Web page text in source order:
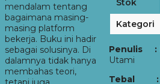
Stok
Kategori
Penulis :
Utami
Tebal :
mendalam tentang
bagaimana masing-
masing platform
bekerja. Buku ini hadir
sebagai solusinya. Di
dalamnya tidak hanya
membahas teori,